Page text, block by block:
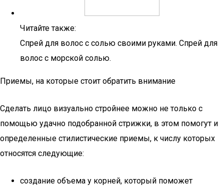
Читайте также:
Спрей для волос с солью своими руками. Спрей для
волос с морской солью.
Приемы, на которые стоит обратить внимание
Сделать лицо визуально стройнее можно не только с
помощью удачно подобранной стрижки, в этом помогут и
определенные стилистические приемы, к числу которых
относятся следующие:
создание объема у корней, который поможет